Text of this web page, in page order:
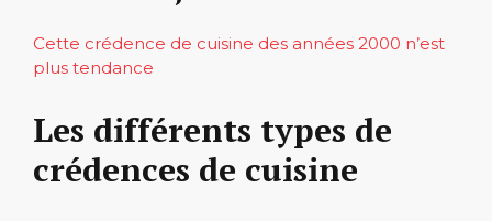
Cette crédence de cuisine des années 2000 n’est
plus tendance
Les différents types de
crédences de cuisine